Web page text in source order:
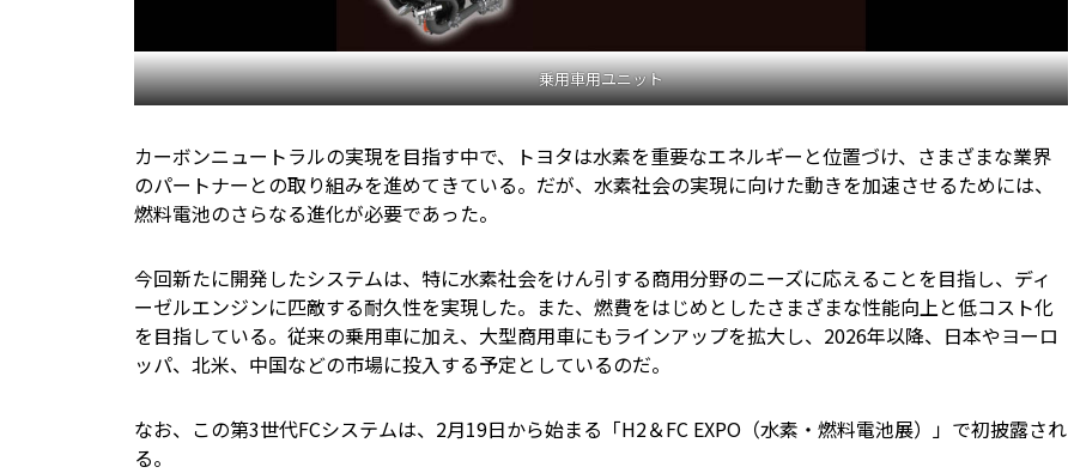
乗用車用ユニット
カーボンニュートラルの実現を目指す中で、トヨタは水素を重要なエネルギーと位置づけ、さまざまな業界
のパートナーとの取り組みを進めてきている。だが、水素社会の実現に向けた動きを加速させるためには、
燃料電池のさらなる進化が必要であった。
今回新たに開発したシステムは、特に水素社会をけん引する商用分野のニーズに応えることを目指し、ディ
ーゼルエンジンに匹敵する耐久性を実現した。また、燃費をはじめとしたさまざまな性能向上と低コスト化
を目指している。従来の乗用車に加え、大型商用車にもラインアップを拡大し、2026年以降、日本やヨーロ
ッパ、北米、中国などの市場に投入する予定としているのだ。
なお、この第3世代FCシステムは、2月19日から始まる「H2＆FC EXPO（水素・燃料電池展）」で初披露され
る。